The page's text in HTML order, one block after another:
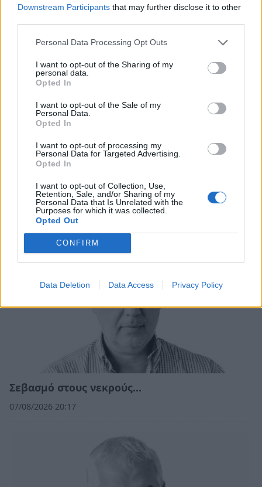
Downstream Participants that may further disclose it to other
Personal Data Processing Opt Outs
I want to opt-out of the Sharing of my
personal data.
Opted In
I want to opt-out of the Sale of my
Personal Data.
Opted In
I want to opt-out of processing my
Personal Data for Targeted Advertising.
Opted In
I want to opt-out of Collection, Use,
Retention, Sale, and/or Sharing of my
Personal Data that Is Unrelated with the
Purposes for which it was collected.
Opted Out
CONFIRM
Data Deletion Data Access Privacy Policy
Σχετικά Άρθρα
Σεβασμό στους νεκρούς…
07/08/2026 20:17